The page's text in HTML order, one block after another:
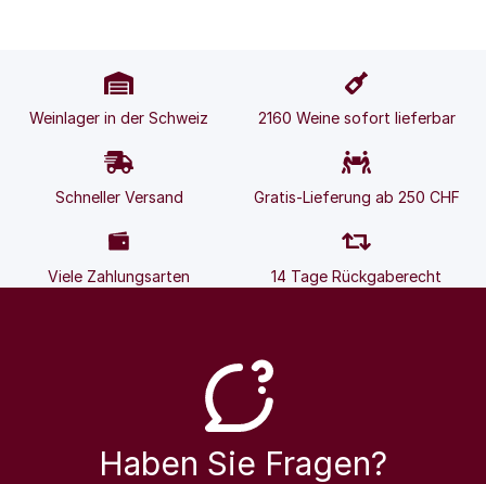
Weinlager in der Schweiz 2160 Weine sofort lieferbar
Schneller Versand Gratis-Lieferung ab 250 CHF
Viele Zahlungsarten 14 Tage Rückgaberecht
Haben Sie Fragen?